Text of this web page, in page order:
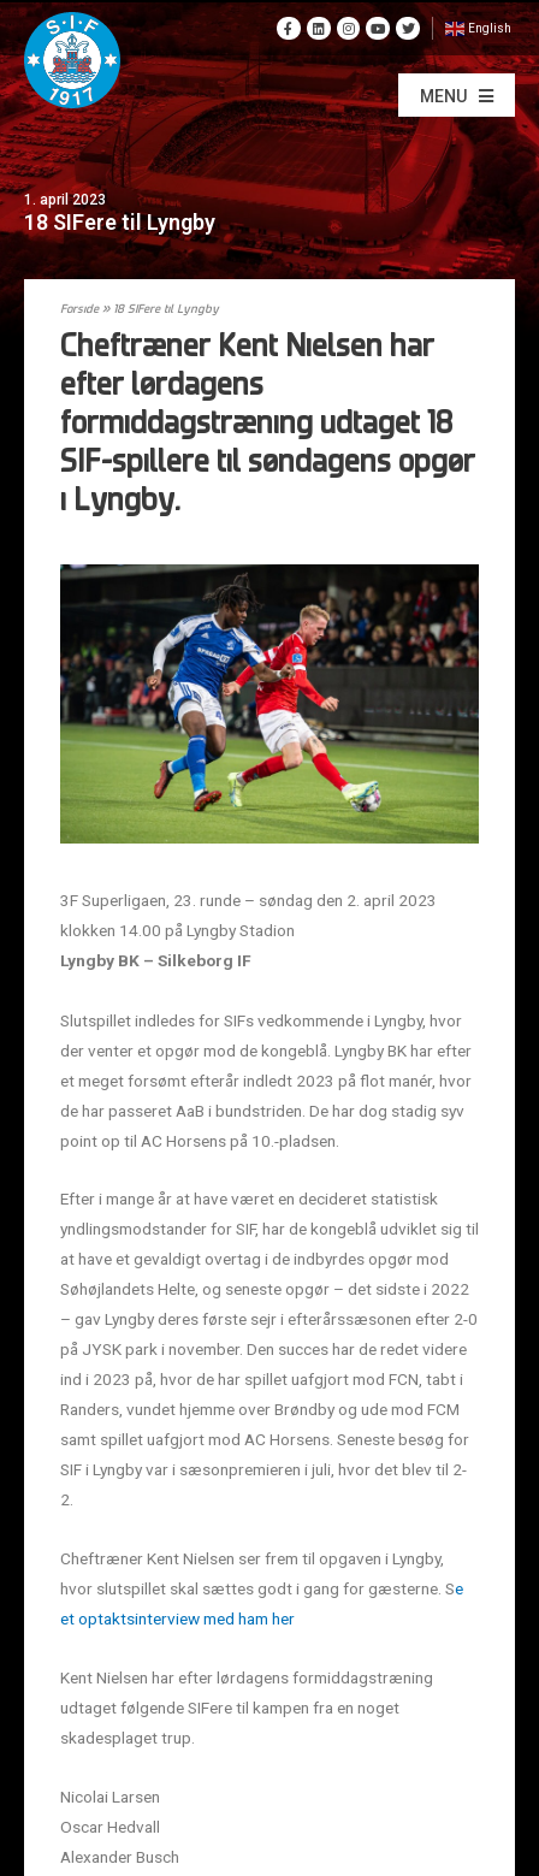
English
MENU
1. april 2023
18 SIFere til Lyngby
Forside» 18 SIFere til Lyngby
Cheftræner Kent Nielsen har
efter lørdagens
formiddagstræning udtaget 18
SIF-spillere til søndagens opgør
i Lyngby.
3F Superligaen, 23. runde – søndag den 2. april 2023
klokken 14.00 på Lyngby Stadion
Lyngby BK – Silkeborg IF
Slutspillet indledes for SIFs vedkommende i Lyngby, hvor
der venter et opgør mod de kongeblå. Lyngby BK har efter
et meget forsømt efterår indledt 2023 på flot manér, hvor
de har passeret AaB i bundstriden. De har dog stadig syv
point op til AC Horsens på 10.-pladsen.
Efter i mange år at have været en decideret statistisk
yndlingsmodstander for SIF, har de kongeblå udviklet sig til
at have et gevaldigt overtag i de indbyrdes opgør mod
Søhøjlandets Helte, og seneste opgør – det sidste i 2022
– gav Lyngby deres første sejr i efterårssæsonen efter 2-0
på JYSK park i november. Den succes har de redet videre
ind i 2023 på, hvor de har spillet uafgjort mod FCN, tabt i
Randers, vundet hjemme over Brøndby og ude mod FCM
samt spillet uafgjort mod AC Horsens. Seneste besøg for
SIF i Lyngby var i sæsonpremieren i juli, hvor det blev til 2-
2.
Cheftræner Kent Nielsen ser frem til opgaven i Lyngby,
hvor slutspillet skal sættes godt i gang for gæsterne. Se
et optaktsinterview med ham her
Kent Nielsen har efter lørdagens formiddagstræning
udtaget følgende SIFere til kampen fra en noget
skadesplaget trup.
Nicolai Larsen
Oscar Hedvall
Alexander Busch